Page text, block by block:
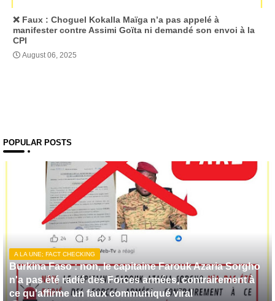
❌ Faux : Choguel Kokalla Maïga n’a pas appelé à
manifester contre Assimi Goïta ni demandé son envoi à la
CPI
August 06, 2025
POPULAR POSTS
A LA UNE; FACT CHECKING
Burkina Faso : non, le capitaine Farouk Azaria Sorgho
n'a pas été radié des Forces armées, contrairement à
ce qu'affirme un faux communiqué viral